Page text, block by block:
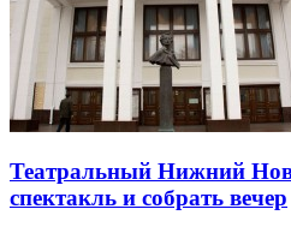
Театральный Нижний
спектакль и собрать вечер